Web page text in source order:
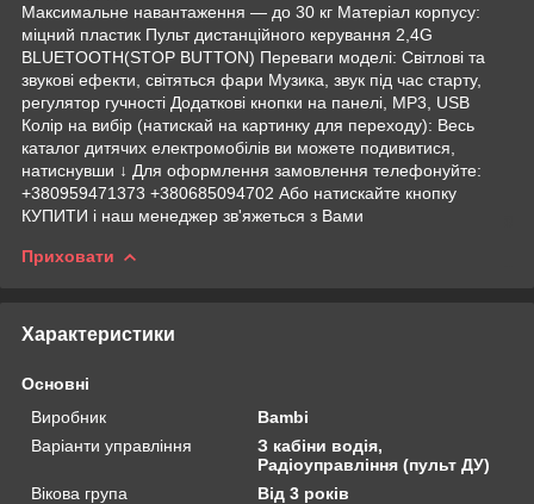
Максимальне навантаження — до 30 кг Матеріал корпусу:
міцний пластик Пульт дистанційного керування 2,4G
BLUETOOTH(STOP BUTTON) Переваги моделі: Світлові та
звукові ефекти, світяться фари Музика, звук під час старту,
регулятор гучності Додаткові кнопки на панелі, MP3, USB
Колір на вибір (натискай на картинку для переходу): Весь
каталог дитячих електромобілів ви можете подивитися,
натиснувши ↓ Для оформлення замовлення телефонуйте:
+380959471373 +380685094702 Або натискайте кнопку
КУПИТИ і наш менеджер зв'яжеться з Вами
Приховати
Характеристики
Основні
Виробник
Bambi
Варіанти управління
З кабіни водія,
Радіоуправління (пульт ДУ)
Вікова група
Від 3 років